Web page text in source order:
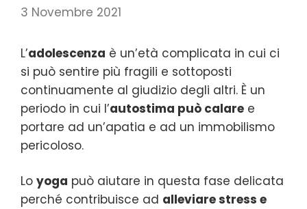
3 Novembre 2021
L’adolescenza è un’età complicata in cui ci
si può sentire più fragili e sottoposti
continuamente al giudizio degli altri. È un
periodo in cui l’autostima può calare e
portare ad un’apatia e ad un immobilismo
pericoloso.
Lo yoga può aiutare in questa fase delicata
perché contribuisce ad alleviare stress e